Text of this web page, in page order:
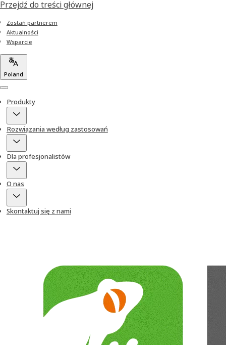
Przejdź do treści głównej
Zostań partnerem
Aktualności
Wsparcie
Poland
Menu
Produkty
Rozwiązania według zastosowań
Dla profesjonalistów
O nas
Skontaktuj się z nami